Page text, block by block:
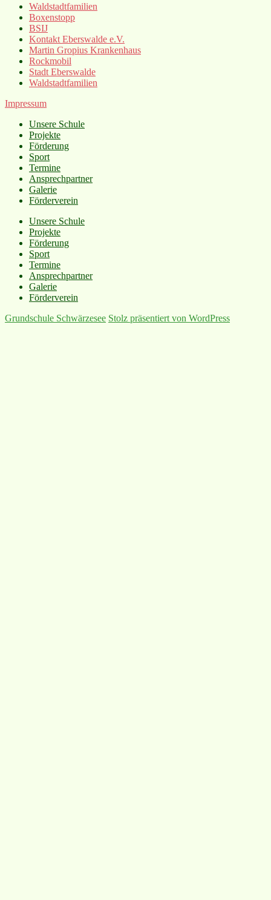
Waldstadtfamilien
Boxenstopp
BSIJ
Kontakt Eberswalde e.V.
Martin Gropius Krankenhaus
Rockmobil
Stadt Eberswalde
Waldstadtfamilien
Impressum
Unsere Schule
Projekte
Förderung
Sport
Termine
Ansprechpartner
Galerie
Förderverein
Unsere Schule
Projekte
Förderung
Sport
Termine
Ansprechpartner
Galerie
Förderverein
Grundschule Schwärzesee Stolz präsentiert von WordPress